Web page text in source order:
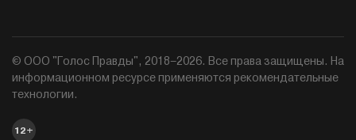
© ООО "Голос Правды", 2018–2026. Все права защищены. На
информационном ресурсе применяются рекомендательные
технологии.
12+